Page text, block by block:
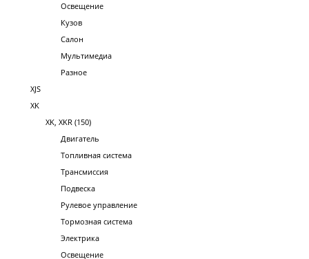
Освещение
Кузов
Салон
Мультимедиа
Разное
XJS
XK
XK, XKR (150)
Двигатель
Топливная система
Трансмиссия
Подвеска
Рулевое управление
Тормозная система
Электрика
Освещение